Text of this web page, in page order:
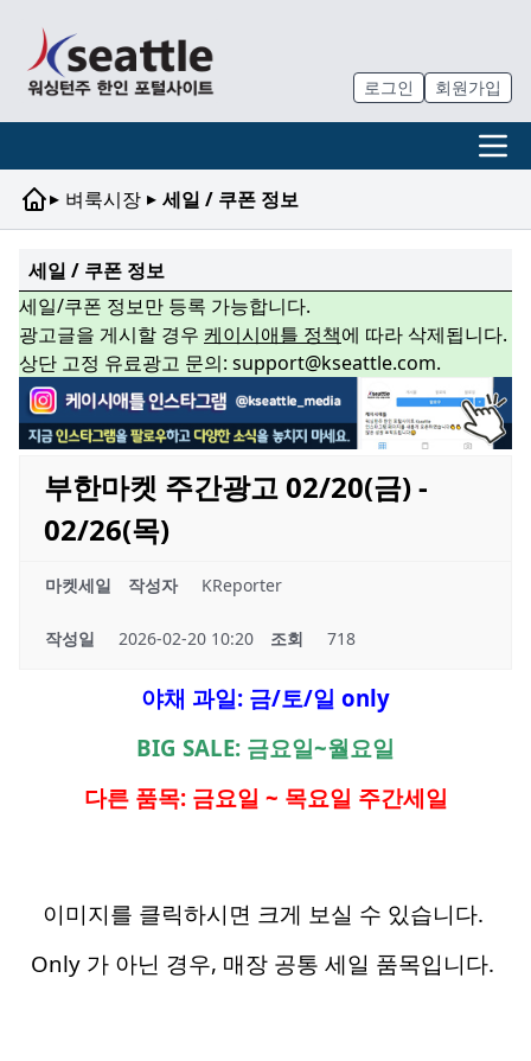
로그인 회원가입
▸ 벼룩시장 ▸ 세일 / 쿠폰 정보
세일 / 쿠폰 정보
세일/쿠폰 정보만 등록 가능합니다.
광고글을 게시할 경우 케이시애틀 정책에 따라 삭제됩니다.
상단 고정 유료광고 문의: support@kseattle.com.
부한마켓 주간광고 02/20(금) -
02/26(목)
마켓세일 작성자 KReporter
작성일 2026-02-20 10:20 조회 718
야채 과일: 금/토/일 only
BIG SALE: 금요일~월요일
다른 품목: 금요일 ~ 목요일 주간세일
이미지를 클릭하시면 크게 보실 수 있습니다.
Only 가 아닌 경우, 매장 공통 세일 품목입니다.